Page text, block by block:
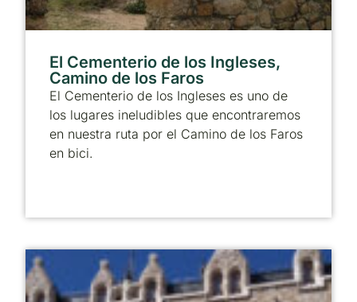
El Cementerio de los Ingleses,
Camino de los Faros
El Cementerio de los Ingleses es uno de
los lugares ineludibles que encontraremos
en nuestra ruta por el Camino de los Faros
en bici.